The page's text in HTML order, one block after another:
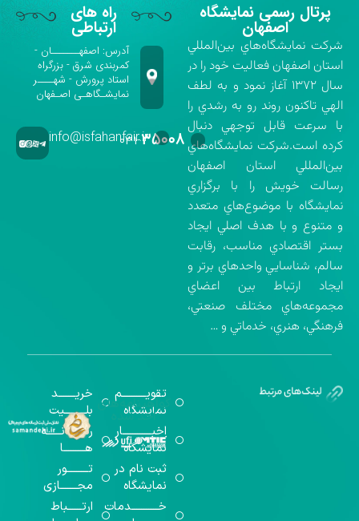
پرتال رسمی نمایشگاه
اصفهان
شركت نمايشگاه‌هاي بين‌المللي
استان اصفهان فعاليت خود را در
سال ۱۳۷۲ آغاز نمود و به لطف
الهي تاكنون روند رو به رشدي را
با سرعت قابل توجهي دنبال
كرده است.شركت نمايشگاه‌هاي
بين‌المللي استان اصفهان
رسالت خويش را با برگزاري
نمايشگاه با موضوع‌هاي متعدد
و متنوع و با هدف اصلي ايجاد
بستر اقتصادي مناسب، رقابت
سالم، شناسايي واحدهاي برتر و
ايجاد ارتباط بين اعضاي
مجموعه‌هاي مختلف صنعتي،
فرهنگي، هنري، خدماتي و …
راه های
ارتباطی
آدرس: اصفهـــــــان -
کمربندی شرق - بزرگراه
استاد پرورش - شهــــر
نمایشـگاهـی اصـفهان
۰۳۱-۳۵۰۰۸info@isfahanfair.ir
تقویــــــــــم
نمایشگاه
اخبــــــــــــار
نمایشگاه
ثبت نام در
نمایشگاه
خـــــــــــدمات
خریـــــــد
بلـــــــــیت
رســـــانــــــه
هـــــــــا
تـــــــــور
مجـــــــازی
ارتــــــباط
گواهینامه‌های
اخذ شده